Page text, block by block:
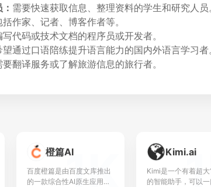
需要快速获取信息、整理资料的学生和研究人员
括作家、记者、博客作者等。
写代码或技术文档的程序员或开发者。
望通过口语陪练提升语言能力的国内外语言学习者
要翻译服务或了解旅游信息的旅行者。
橙篇AI
百度橙篇是由百度文库推出
的一款综合性AI原生应用，
1K Kimi.ai
Kimi是一个有着超大
的智能助手，可以一